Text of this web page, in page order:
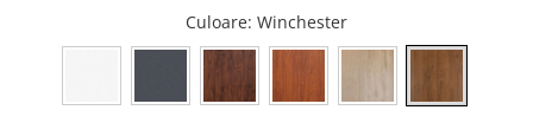
Culoare: Winchester